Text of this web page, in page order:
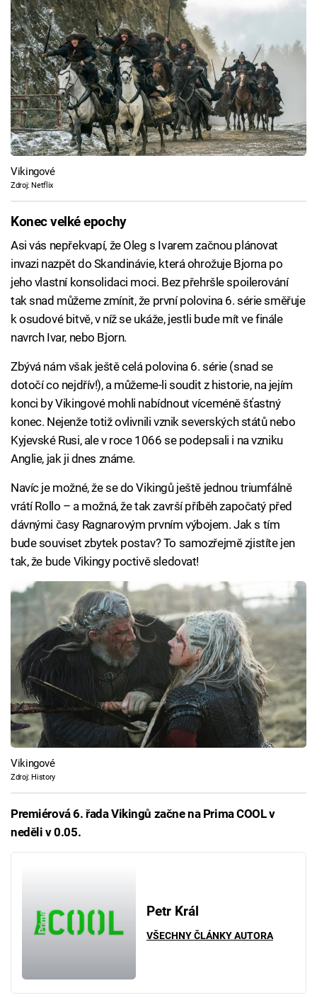
Vikingové
Zdroj: Netflix
Konec velké epochy
Asi vás nepřekvapí, že Oleg s Ivarem začnou plánovat
invazi nazpět do Skandinávie, která ohrožuje Bjorna po
jeho vlastní konsolidaci moci. Bez přehršle spoilerování
tak snad můžeme zmínit, že první polovina 6. série směřuje
k osudové bitvě, v níž se ukáže, jestli bude mít ve finále
navrch Ivar, nebo Bjorn.
Zbývá nám však ještě celá polovina 6. série (snad se
dotočí co nejdřív!), a můžeme-li soudit z historie, na jejím
konci by Vikingové mohli nabídnout víceméně šťastný
konec. Nejenže totiž ovlivnili vznik severských států nebo
Kyjevské Rusi, ale v roce 1066 se podepsali i na vzniku
Anglie, jak ji dnes známe.
Navíc je možné, že se do Vikingů ještě jednou triumfálně
vrátí Rollo – a možná, že tak završí příběh započatý před
dávnými časy Ragnarovým prvním výbojem. Jak s tím
bude souviset zbytek postav? To samozřejmě zjistíte jen
tak, že bude Vikingy poctivě sledovat!
Vikingové
Zdroj: History
Premiérová 6. řada Vikingů začne na Prima COOL v
neděli v 0.05.
Petr Král
VŠECHNY ČLÁNKY AUTORA